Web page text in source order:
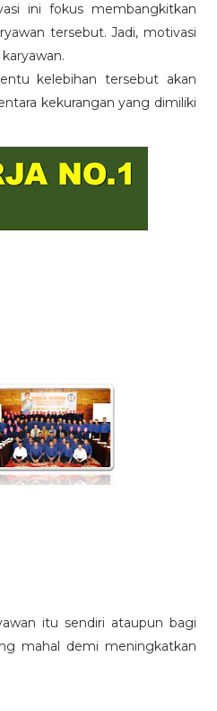
ini fokus membangkitkan
tersebut. Jadi, motivasi
kelebihan tersebut akan
kekurangan yang dimiliki
itu sendiri ataupun bagi
mahal demi meningkatkan